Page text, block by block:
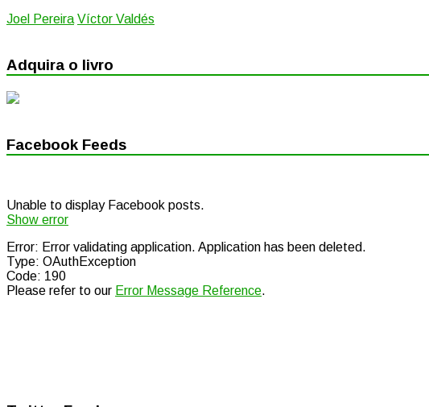
Joel Pereira Víctor Valdés
Adquira o livro
Facebook Feeds
Unable to display Facebook posts.
Show error
Error: Error validating application. Application has been deleted.
Type: OAuthException
Code: 190
Please refer to our Error Message Reference.